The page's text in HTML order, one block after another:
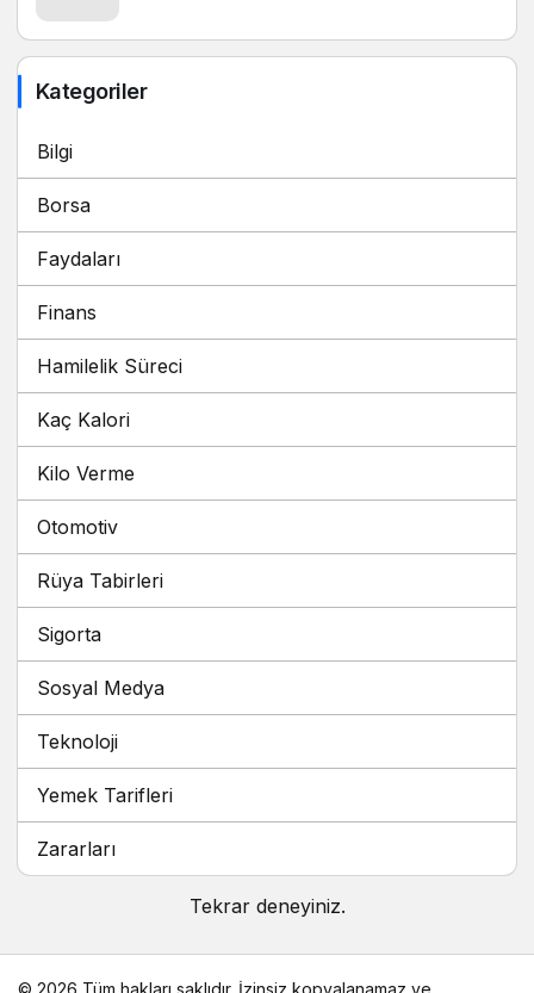
Kategoriler
Bilgi
Borsa
Faydaları
Finans
Hamilelik Süreci
Kaç Kalori
Kilo Verme
Otomotiv
Rüya Tabirleri
Sigorta
Sosyal Medya
Teknoloji
Yemek Tarifleri
Zararları
Tekrar deneyiniz.